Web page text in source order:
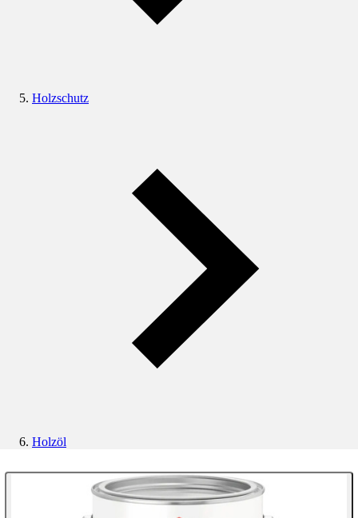
Holzschutz
Holzöl